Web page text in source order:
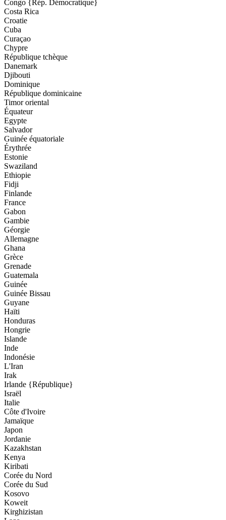
Congo {Rép. Démocratique}
Costa Rica
Croatie
Cuba
Curaçao
Chypre
République tchèque
Danemark
Djibouti
Dominique
République dominicaine
Timor oriental
Équateur
Egypte
Salvador
Guinée équatoriale
Érythrée
Estonie
Swaziland
Ethiopie
Fidji
Finlande
France
Gabon
Gambie
Géorgie
Allemagne
Ghana
Grèce
Grenade
Guatemala
Guinée
Guinée Bissau
Guyane
Haïti
Honduras
Hongrie
Islande
Inde
Indonésie
L'Iran
Irak
Irlande {République}
Israël
Italie
Côte d'Ivoire
Jamaïque
Japon
Jordanie
Kazakhstan
Kenya
Kiribati
Corée du Nord
Corée du Sud
Kosovo
Koweit
Kirghizistan